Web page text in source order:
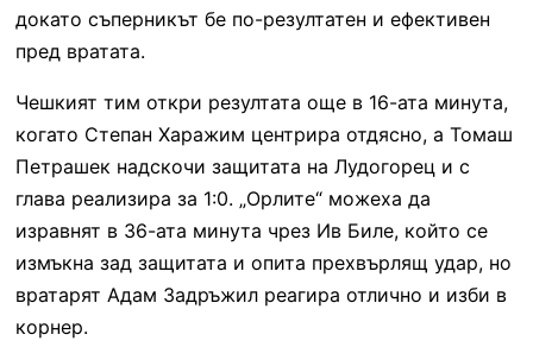
докато съперникът бе по-резултатен и ефективен
пред вратата.
Чешкият тим откри резултата още в 16-ата минута,
когато Степан Харажим центрира отдясно, а Томаш
Петрашек надскочи защитата на Лудогорец и с
глава реализира за 1:0. „Орлите“ можеха да
изравнят в 36-ата минута чрез Ив Биле, който се
измъкна зад защитата и опита прехвърлящ удар, но
вратарят Адам Задръжил реагира отлично и изби в
корнер.